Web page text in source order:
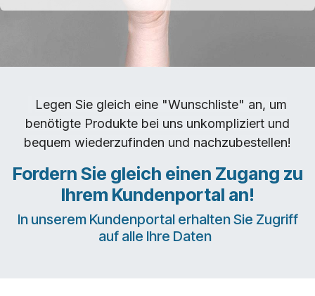
Legen Sie gleich eine "Wunschliste" an, um
benötigte Produkte bei uns unkompliziert und
bequem wiederzufinden und nachzubestellen!
Fordern Sie gleich einen Zugang zu
Ihrem Kundenportal an!
In unserem Kundenportal erhalten Sie Zugriff
auf alle Ihre Daten